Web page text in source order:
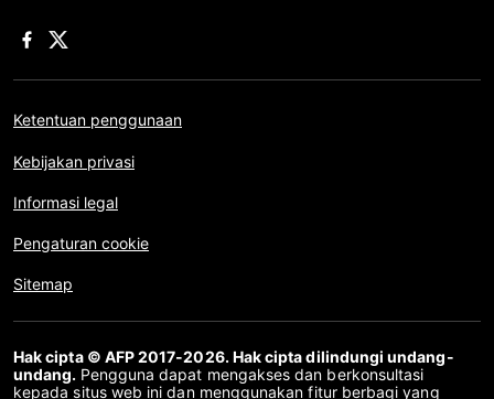
Ketentuan penggunaan
Kebijakan privasi
Informasi legal
Pengaturan cookie
Sitemap
Hak cipta © AFP 2017-2026. Hak cipta dilindungi undang-
undang. Pengguna dapat mengakses dan berkonsultasi
kepada situs web ini dan menggunakan fitur berbagi yang